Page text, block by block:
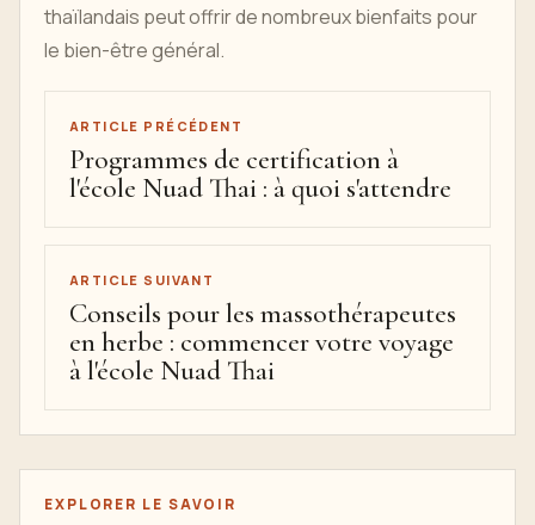
thaïlandais peut offrir de nombreux bienfaits pour
le bien-être général.
ARTICLE PRÉCÉDENT
Programmes de certification à
l'école Nuad Thai : à quoi s'attendre
ARTICLE SUIVANT
Conseils pour les massothérapeutes
en herbe : commencer votre voyage
à l'école Nuad Thai
EXPLORER LE SAVOIR